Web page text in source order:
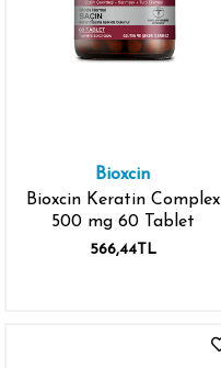
Bioxcin
Bioxcin Keratin Complex
500 mg 60 Tablet
566,44TL